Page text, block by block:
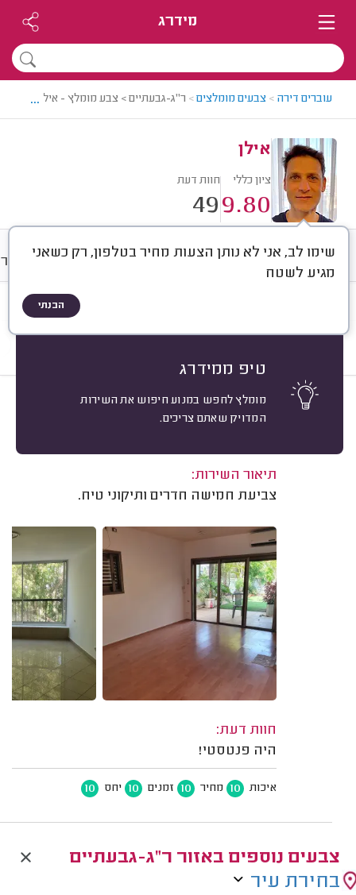
מידרג
עוברים דירה > צבעים מומלצים> ר"ג-גבעתיים > צבע מומלץ - אילן ...
אילן
ציון כללי
9.80
חוות דעת
49
שימו לב, אני לא נותן הצעות מחיר בטלפון, רק כשאני
מגיע לשטח
הבנתי
טיפ ממידרג
מומלץ לחפש במנוע חיפוש את השירות
המדויק שאתם צריכים.
חוות דעת מחירים ממוצע
רונן צח, גבעתיים.
אשרור: 05/10/2023
תיאור השירות:
צביעת חמישה חדרים ותיקוני טיח.
חוות דעת:
היה פנטסטי!
איכות 10 מחיר 10 זמנים 10 יחס 10
10
צבעים נוספים באזור ר"ג-גבעתיים
בחירת עיר